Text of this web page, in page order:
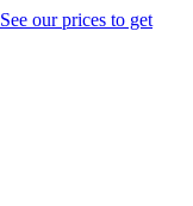
See our prices to get